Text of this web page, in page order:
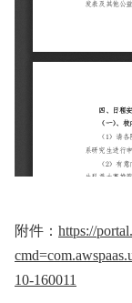
附件： https://
10-160011